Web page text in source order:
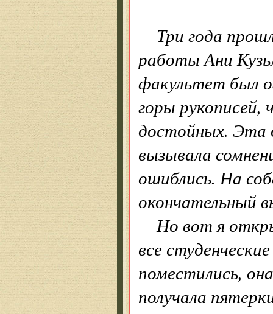
Три года
работы Ани
факультет был
горы
достойных. Эта
вызывала
ошиблись. На
окончательный
Но вот я
все
поместились,
получала